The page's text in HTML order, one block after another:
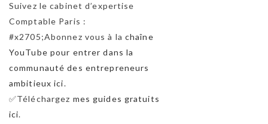
Suivez le cabinet d’expertise
Comptable Paris :
#x2705;Abonnez vous à la chaîne
YouTube pour entrer dans la
communauté des entrepreneurs
ambitieux ici.
✅Téléchargez mes guides gratuits
ici.